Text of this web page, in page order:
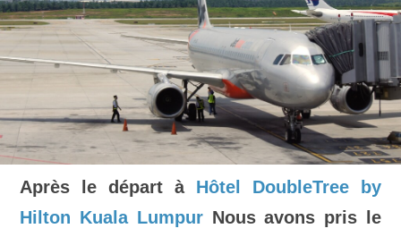
Après le départ à Hôtel DoubleTree by
Hilton Kuala LumpurNous avons pris le